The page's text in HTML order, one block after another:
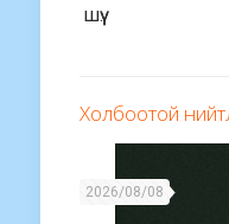
шүү.
Холбоотой
2026/08/08